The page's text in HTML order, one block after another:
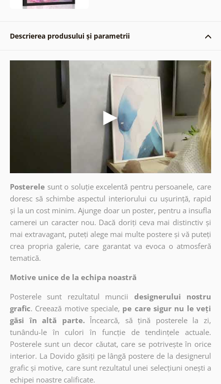
Descrierea produsului și parametrii
Posterele sunt o soluție excelentă pentru persoanele, care
doresc să schimbe aspectul interiorului cu ușurință, rapid
și la un cost minim. Ajunge doar un poster, pentru a insufla
camerei un caracter nou. Dacă doriți ceva mai distinctiv și
mai extravagant, puteți alege mai multe postere și vă puteți
crea propria galerie, care garantat va evoca o atmosferă
tematică.
Motive unice de la echipa noastră
Posterele sunt rezultatul muncii
designerului nostru
grafic. Creează motive speciale, pe care sigur nu le veți
găsi în altă parte. Încearcă, să țină posterele la zi,
tunându-le în culori în funcție de tendințele actuale.
Posterele sunt un decor căutat, care se potrivește în orice
interior. La Dovido găsiți pe lângă postere de la designerul
grafic și motive, care sunt rezultatul unei selecțiuni onești a
echipei noastre calificate.